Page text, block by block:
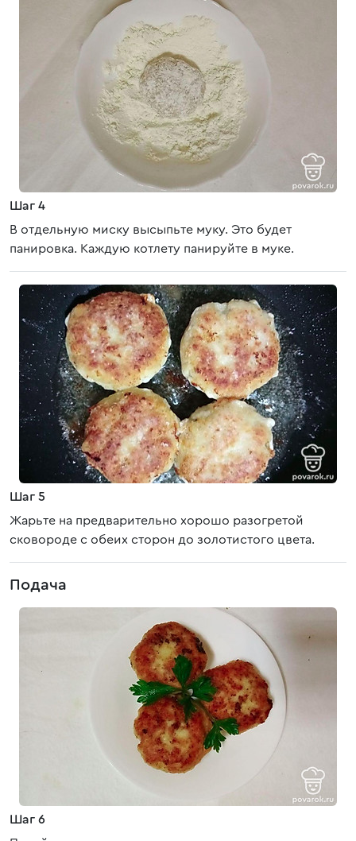
Шаг 4
В отдельную миску высыпьте муку. Это будет
панировка. Каждую котлету панируйте в муке.
Шаг 5
Жарьте на предварительно хорошо разогретой
сковороде с обеих сторон до золотистого цвета.
Подача
Шаг 6